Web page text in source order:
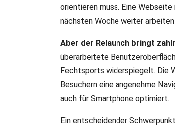
unseren neuen Internetauftritt enthüllt.
überarbeitete Website bereit,
mit großer Spannung erwartet und
orientieren muss. Eine
nächsten Woche weiter
Aber der Relaunch bringt
überarbeitete
Fechtsports widerspiegelt. Die
Besuchern eine angenehme
auch für Smartphone optimiert.
Ein entscheidender